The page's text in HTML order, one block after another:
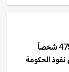
اليمن: مقتل وإصابة 479 شخصاً
الحكومة